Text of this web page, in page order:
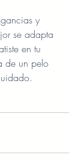
y
se adapta
en tu
de un pelo